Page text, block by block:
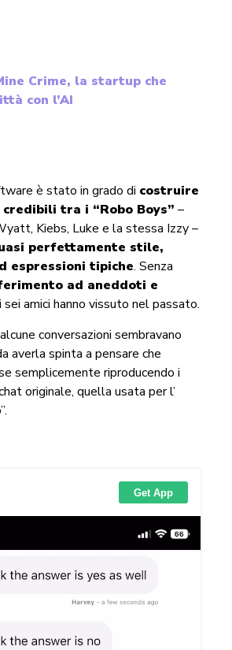
Crime, la startup che
con l’AI
è stato in grado di costruire
tra i “Robo Boys” –
Kiebs, Luke e la stessa Izzy –
perfettamente stile,
espressioni tipiche. Senza
ad aneddoti e
sei amici hanno vissuto nel passato.
conversazioni sembravano
averla spinta a pensare che
semplicemente riproducendo i
originale, quella usata per l’